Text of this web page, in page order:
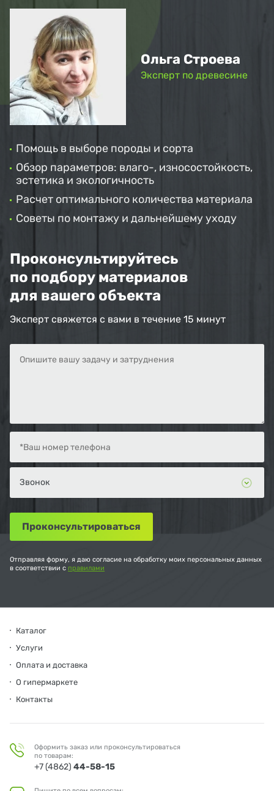
Ольга Строева
Эксперт по древесине
Помощь в выборе породы и сорта
Обзор параметров: влаго-, износостойкость,
эстетика и экологичность
Расчет оптимального количества материала
Советы по монтажу и дальнейшему уходу
Проконсультируйтесь
по подбору материалов
для вашего объекта
Эксперт свяжется с вами в течение 15 минут
Отправляя форму, я даю согласие на обработку моих персональных данных
в соответствии с правилами
Каталог
Услуги
Оплата и доставка
О гипермаркете
Контакты
Оформить заказ или проконсультироваться
по товарам:
+7 (4862) 44-58-15